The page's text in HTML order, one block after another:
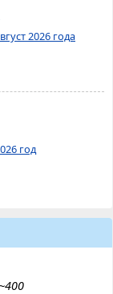
2026 года
год